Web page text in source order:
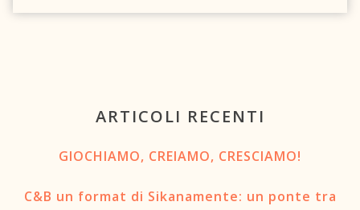
ARTICOLI RECENTI
GIOCHIAMO, CREIAMO, CRESCIAMO!
C&B un format di Sikanamente: un ponte tra